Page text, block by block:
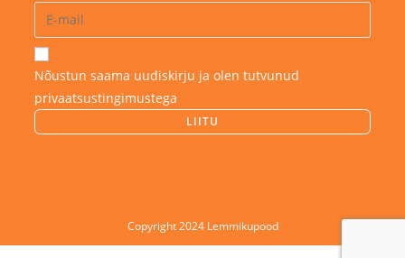
Nõustun saama uudiskirju ja olen tutvunud
privaatsustingimustega
Copyright 2024 Lemmikupood